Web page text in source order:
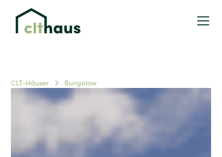
CLT-Häuser Bungalow